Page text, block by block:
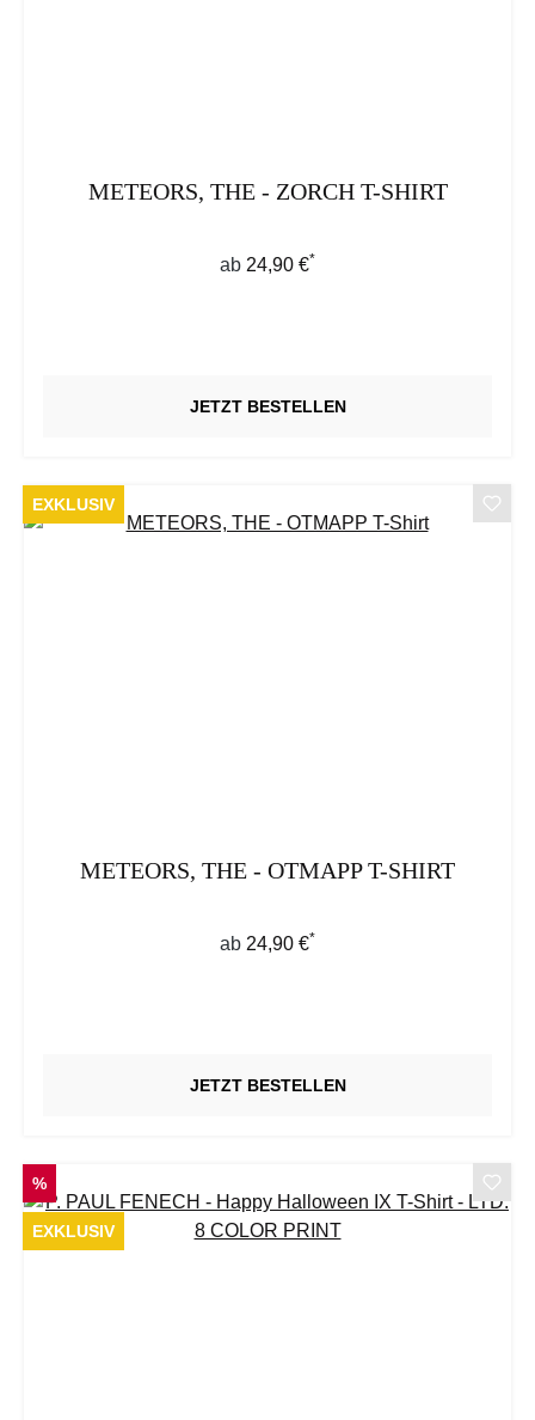
METEORS, THE - ZORCH T-SHIRT
Regulärer Preis:
ab 24,90 €*
JETZT BESTELLEN
EXKLUSIV
METEORS, THE - OTMAPP T-SHIRT
Regulärer Preis:
ab 24,90 €*
JETZT BESTELLEN
RABATT
%
EXKLUSIV